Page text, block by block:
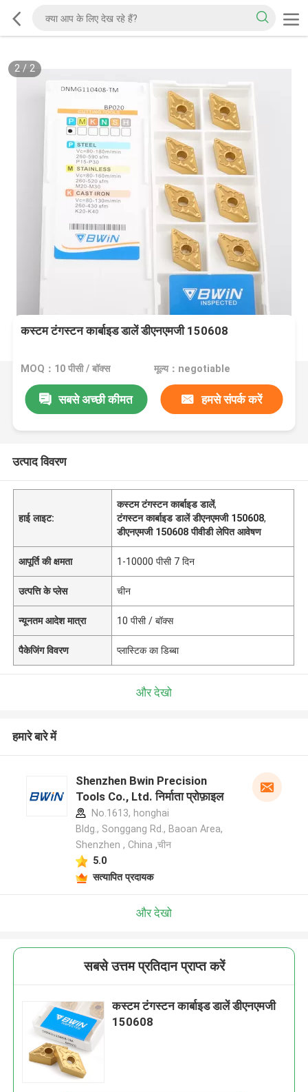
2/ 2
कस्टम टंगस्टन कार्बाइड डालें डीएनएमजी 150608
MOQ：10 पीसी / बॉक्स मूल्य：negotiable
सबसे अच्छी कीमत हमसे संपर्क करें
उत्पाद विवरण
हाई लाइट:
कस्टम टंगस्टन कार्बाइड डालें,
टंगस्टन कार्बाइड डालें डीएनएमजी 150608,
डीएनएमजी 150608 पीवीडी लेपित आवेषण
आपूर्ति की क्षमता 1-10000 पीसी 7 दिन
उत्पत्ति के प्लेस चीन
न्यूनतम आदेश मात्रा 10 पीसी / बॉक्स
पैकेजिंग विवरण प्लास्टिक का डिब्बा
और देखो
हमारे बारे में
Shenzhen Bwin Precision
Tools Co., Ltd. निर्माता प्रोफ़ाइल
No.1613, honghai
Bldg., Songgang Rd., Baoan Area,
Shenzhen , China ,चीन
5.0
सत्यापित प्रदायक
और देखो
सबसे उत्तम प्रतिदान प्राप्त करें
कस्टम टंगस्टन कार्बाइड डालें डीएनएमजी
150608